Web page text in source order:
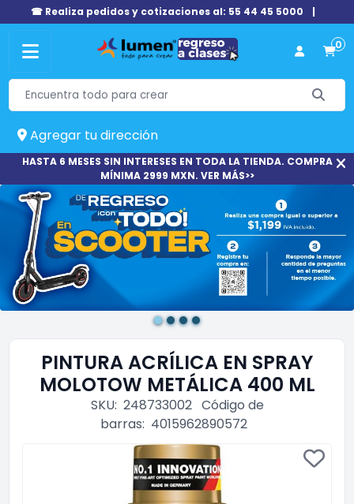
☎ Realiza pedidos y cotizaciones al: 55 44 45 5000 |
0
Agregar tu dirección
HASTA 6 MESES SIN INTERESES EN TODA LA TIENDA. COMPRA
MÍNIMA 2999 MXN. VER MÁS>>
PINTURA ACRÍLICA EN SPRAY
MOLOTOW METÁLICA 400 ML
SKU: 248733002 Código de
barras: 4015962890572